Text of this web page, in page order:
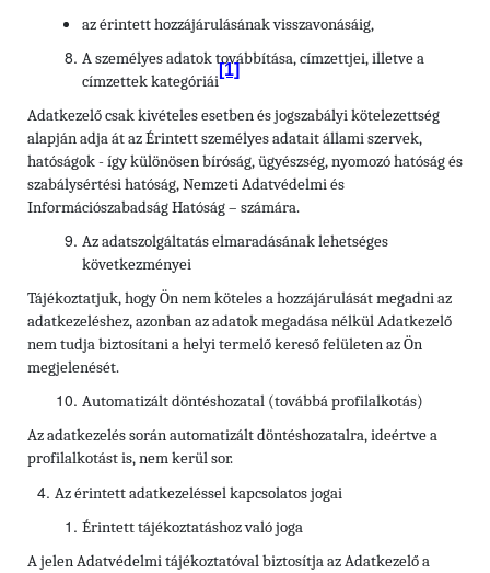
az érintett hozzájárulásának visszavonásáig,
A személyes adatok továbbítása, címzettjei, illetve a
címzettek kategóriái
[1]
Adatkezelő csak kivételes esetben és jogszabályi kötelezettség
alapján adja át az Érintett személyes adatait állami szervek,
hatóságok - így különösen bíróság, ügyészség, nyomozó hatóság és
szabálysértési hatóság, Nemzeti Adatvédelmi és
Információszabadság Hatóság – számára.
Az adatszolgáltatás elmaradásának lehetséges
következményei
Tájékoztatjuk, hogy Ön nem köteles a hozzájárulását megadni az
adatkezeléshez, azonban az adatok megadása nélkül Adatkezelő
nem tudja biztosítani a helyi termelő kereső felületen az Ön
megjelenését.
Automatizált döntéshozatal (továbbá profilalkotás)
Az adatkezelés során automatizált döntéshozatalra, ideértve a
profilalkotást is, nem kerül sor.
Az érintett adatkezeléssel kapcsolatos jogai
Érintett tájékoztatáshoz való joga
A jelen Adatvédelmi tájékoztatóval biztosítja az Adatkezelő a